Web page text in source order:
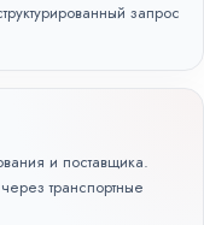
запрос
и поставщика.
транспортные